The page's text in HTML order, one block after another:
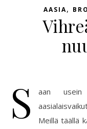
AASIA,
S
aan
Meillä täällä